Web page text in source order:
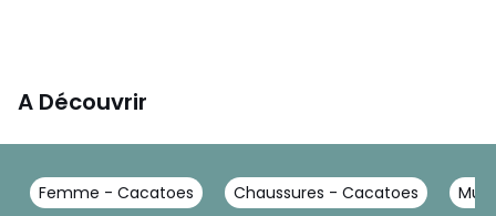
A Découvrir
Femme - Cacatoes Chaussures - Cacatoes